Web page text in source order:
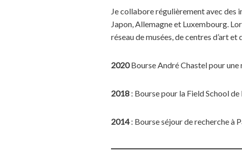
Je collabore régulièrement avec des
Japon, Allemagne et Luxembourg.
réseau de musées, de centres d’art et
2020Bourse André Chastel pour une
2018: Bourse pour la Field School de
2014: Bourse séjour de recherche à